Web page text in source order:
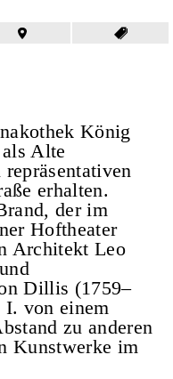
König
Alte
erhalten.
der im
Hoftheater
Architekt Leo
Dillis (1759–
I. von einem
zu anderen
Kunstwerke im